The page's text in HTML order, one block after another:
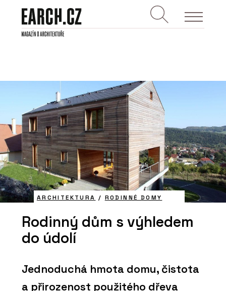
ARCHITEKTURA / RODINNÉ DOMY
Rodinný dům s výhledem
do údolí
Jednoduchá hmota domu, čistota
a přirozenost použitého dřeva